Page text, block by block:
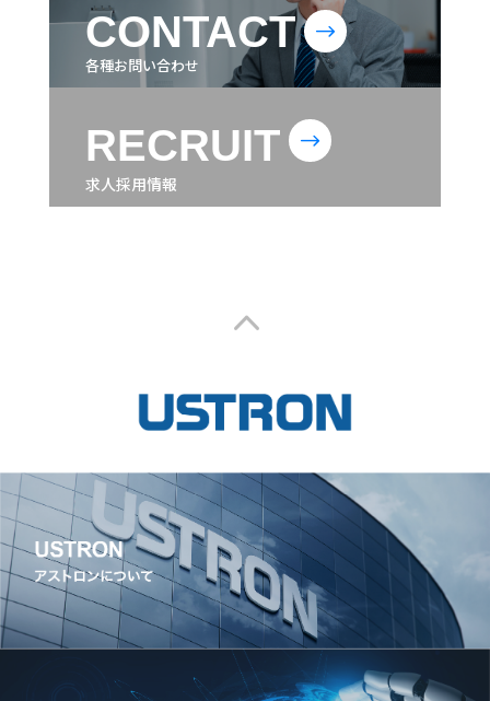
$
CONTACT
各種お問い合わせ
$
RECRUIT
求人採用情報
2